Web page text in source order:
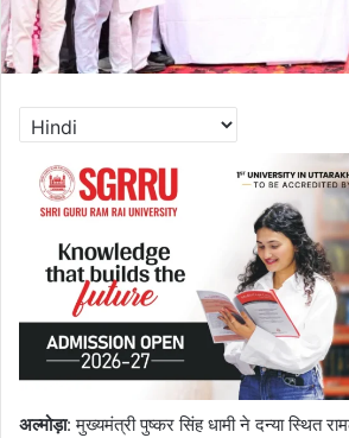
अल्मोड़ा: मुख्यमंत्री पुष्कर सिंह धामी ने दन्या स्थित